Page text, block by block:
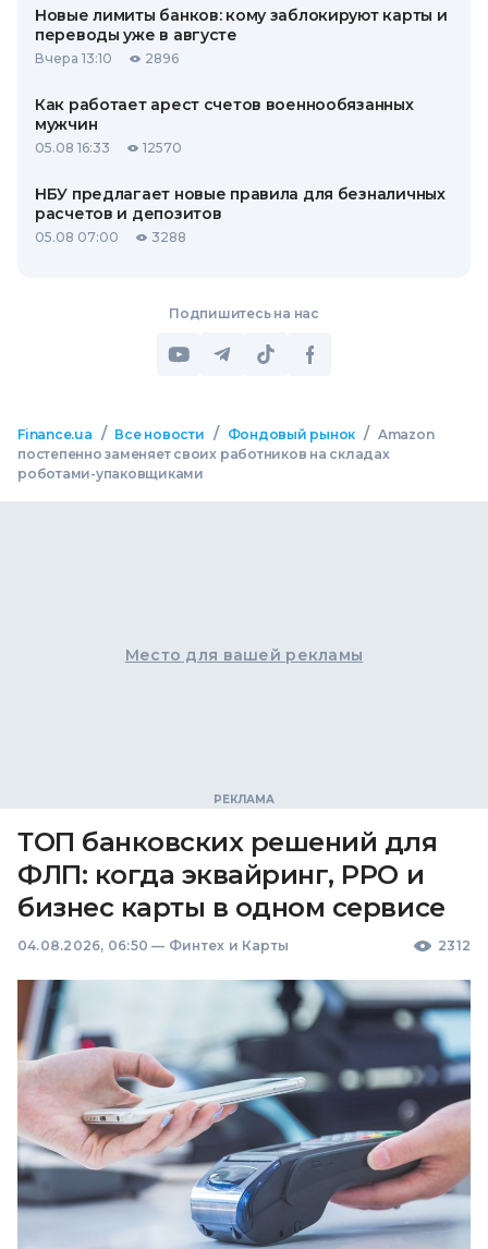
Новые лимиты банков: кому заблокируют карты и
переводы уже в августе
Вчера 13:10 2896
Как работает арест счетов военнообязанных
мужчин
05.08 16:33 12570
НБУ предлагает новые правила для безналичных
расчетов и депозитов
05.08 07:00 3288
Подпишитесь на нас
Finance.ua / Все новости / Фондовый рынок / Amazon
постепенно заменяет своих работников на складах
роботами-упаковщиками
Место для вашей рекламы
ТОП банковских решений для
ФЛП: когда эквайринг, РРО и
бизнес карты в одном сервисе
04.08.2026, 06:50 — Финтех и Карты 2312